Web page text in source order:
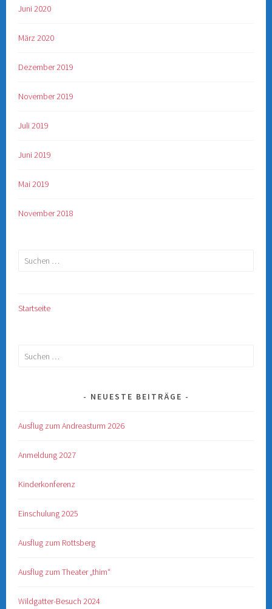
Juni 2020
März 2020
Dezember 2019
November 2019
Juli 2019
Juni 2019
Mai 2019
November 2018
Suchen
Startseite
Suchen
NEUESTE BEITRÄGE
Ausflug zum Andreasturm 2026
Anmeldung 2027
Kinderkonferenz
Einschulung 2025
Ausflug zum Rottsberg
Ausflug zum Theater „thim“
Wildgatter-Besuch 2024